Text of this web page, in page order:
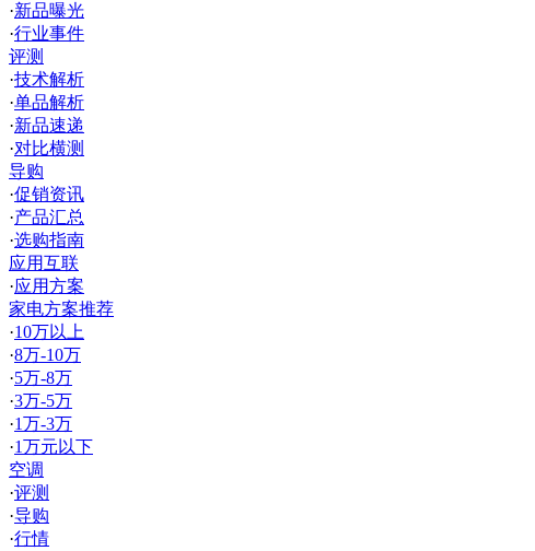
·新品曝光
·行业事件
评测
·技术解析
·单品解析
·新品速递
·对比横测
导购
·促销资讯
·产品汇总
·选购指南
应用互联
·应用方案
家电方案推荐
·10万以上
·8万-10万
·5万-8万
·3万-5万
·1万-3万
·1万元以下
空调
·评测
·导购
·行情